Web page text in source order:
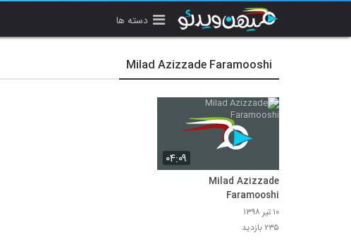
دسته ها
Milad Azizzade Faramooshi
۰۴:۰۹
Milad Azizzade
Faramooshi
۱۰ تیر ۱۳۹۸
۲۳۵ بازدید